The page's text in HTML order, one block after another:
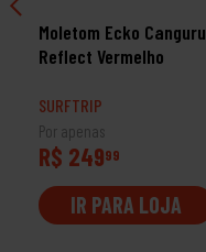
Moletom Ecko Canguru
Reflect Vermelho
SURFTRIP
Por apenas
R$ 24999
IR PARA LOJA